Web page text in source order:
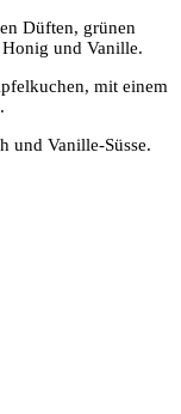
Düften, grünen
und Vanille.
mit einem
und Vanille-Süsse.